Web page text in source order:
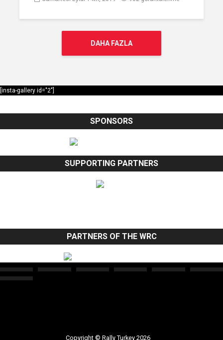
DAHA FAZLA
[insta-gallery id="2"]
SPONSORS
SUPPORTING PARTNERS
PARTNERS OF THE WRC
Copyright © Rally Turkey 2026